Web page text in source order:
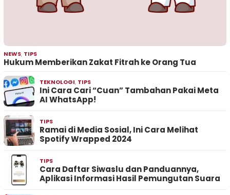
NEWS, TIPS
Hukum Memberikan Zakat Fitrah ke Orang Tua
TEKNOLOGI, TIPS
Ini Cara Cari “Cuan” Tambahan Pakai Meta
AI WhatsApp!
TIPS
Ramai di Media Sosial, Ini Cara Melihat
Spotify Wrapped 2024
TIPS
Cara Daftar Siwaslu dan Panduannya,
Aplikasi Informasi Hasil Pemungutan Suara